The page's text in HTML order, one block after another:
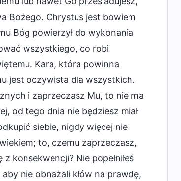
Bożego. Chrystus jest bowiem
Bóg powierzył do wykonania
wszystkiego, co robi
Kara, która powinna
jest oczywista dla wszystkich.
i zaprzeczasz Mu, to nie ma
od tego dnia nie będziesz miał
siebie, nigdy więcej nie
to, czemu zaprzeczasz,
konsekwencji? Nie popełniłeś
nie obnażali kłów na prawdę,